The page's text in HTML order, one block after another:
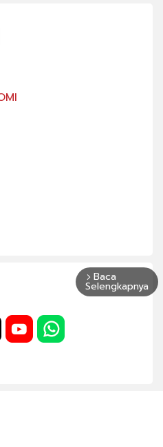
arrow_forward_ios Baca
Selengkapnya